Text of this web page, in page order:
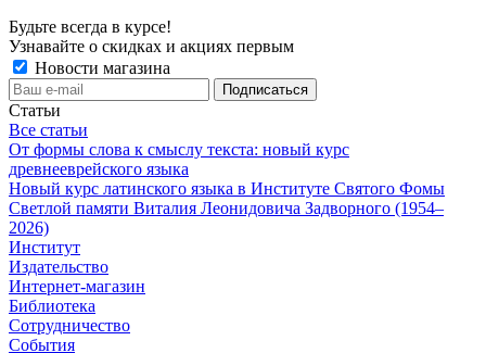
Будьте всегда в курсе!
Узнавайте о скидках и акциях первым
Новости магазина
Статьи
Все статьи
От формы слова к смыслу текста: новый курс
древнееврейского языка
Новый курс латинского языка в Институте Святого Фомы
Светлой памяти Виталия Леонидовича Задворного (1954–
2026)
Институт
Издательство
Интернет-магазин
Библиотека
Сотрудничество
События